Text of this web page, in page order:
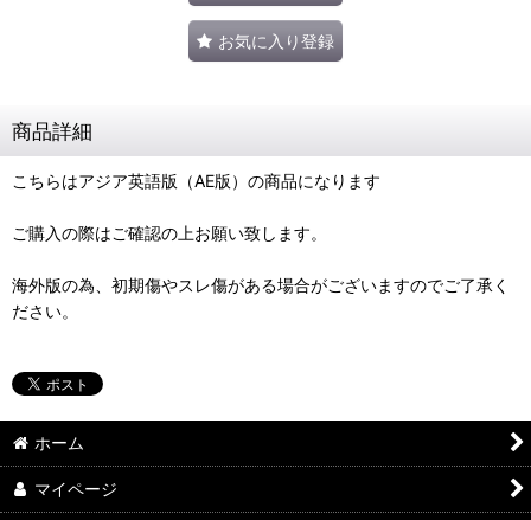
お気に入り登録
商品詳細
こちらはアジア英語版（AE版）の商品になります
ご購入の際はご確認の上お願い致します。
海外版の為、初期傷やスレ傷がある場合がございますのでご了承く
ださい。
ホーム
マイページ